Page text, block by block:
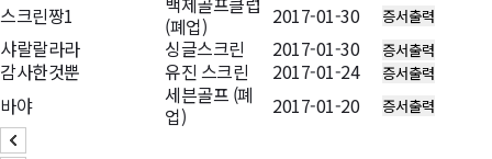
스크린짱1
(폐업)
2017-01-30
샤랄랄라라
싱글스크린
2017-01-30
감사한것뿐
유진 스크린
2017-01-24
바야
세븐골프 (폐
업)
2017-01-20